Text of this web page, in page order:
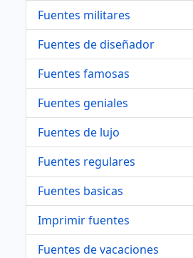
Fuentes militares
Fuentes de diseñador
Fuentes famosas
Fuentes geniales
Fuentes de lujo
Fuentes regulares
Fuentes basicas
Imprimir fuentes
Fuentes de vacaciones